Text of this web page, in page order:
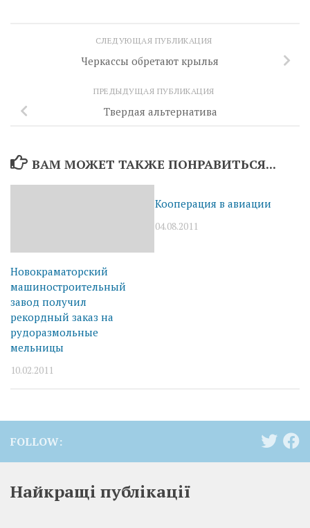
СЛЕДУЮЩАЯ ПУБЛИКАЦИЯ
Черкассы обретают крылья
ПРЕДЫДУЩАЯ ПУБЛИКАЦИЯ
Твердая альтернатива
ВАМ МОЖЕТ ТАКЖЕ ПОНРАВИТЬСЯ...
Новокраматорский
машиностроительный
завод получил
рекордный заказ на
рудоразмольные
мельницы
10.02.2011
Кооперация в авиации
04.08.2011
FOLLOW:
Найкращі публікації